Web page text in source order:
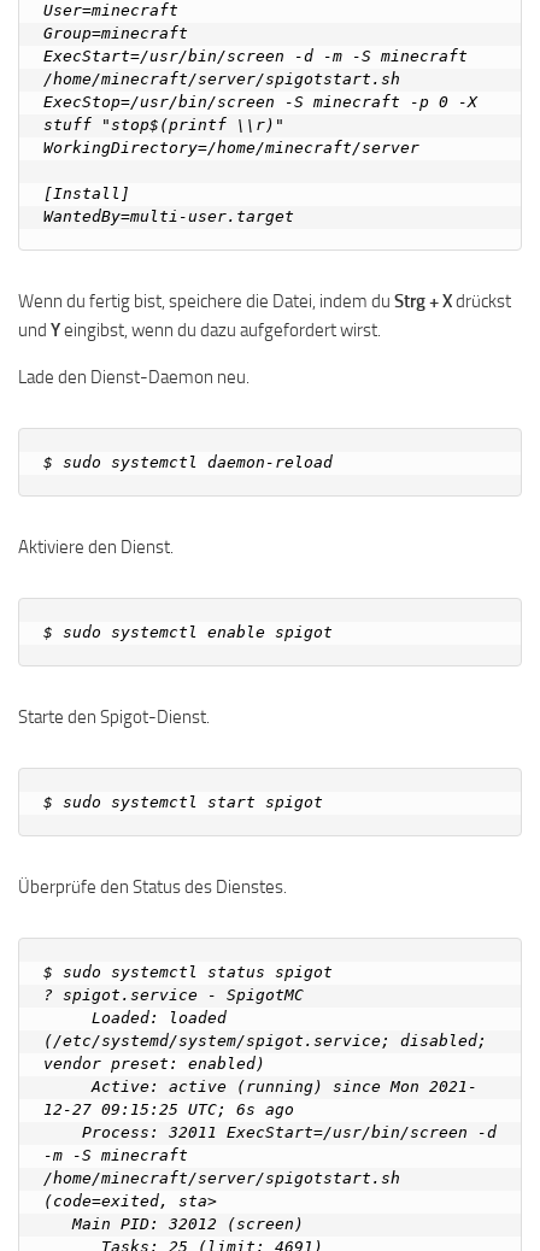
User=minecraft
Group=minecraft
ExecStart=/usr/bin/screen -d -m -S minecraft
/home/minecraft/server/spigotstart.sh
ExecStop=/usr/bin/screen -S minecraft -p 0 -X
stuff "stop$(printf \\r)"
WorkingDirectory=/home/minecraft/server
[Install]
Wenn du fertig bist, speichere die Datei, indem du Strg + Xdrückst
und Yeingibst, wenn du dazu aufgefordert wirst.
Lade den Dienst-Daemon neu.
Aktiviere den Dienst.
Starte den Spigot-Dienst.
Überprüfe den Status des Dienstes.
$ sudo systemctl status spigot
? spigot.service - SpigotMC
(/etc/systemd/system/spigot.service; disabled;
vendor preset: enabled)
     Active: active (running) since Mon 2021-
12-27 09:15:25 UTC; 6s ago
-m -S minecraft
/home/minecraft/server/spigotstart.sh
(code=exited, sta>
   Main PID: 32012 (screen)